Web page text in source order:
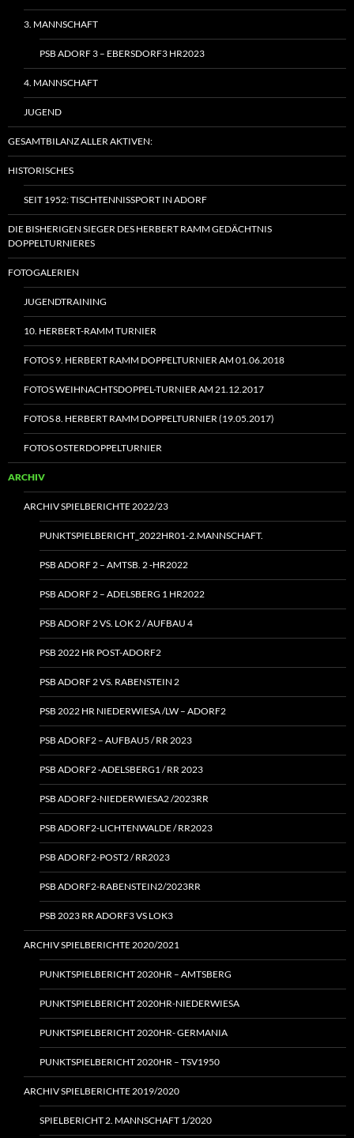
3. MANNSCHAFT
PSB ADORF 3 – EBERSDORF3 HR2023
4. MANNSCHAFT
JUGEND
GESAMTBILANZ ALLER AKTIVEN:
HISTORISCHES
SEIT 1952: TISCHTENNISSPORT IN ADORF
DIE BISHERIGEN SIEGER DES HERBERT RAMM GEDÄCHTNIS
DOPPELTURNIERES
FOTOGALERIEN
JUGENDTRAINING
10. HERBERT-RAMM TURNIER
FOTOS 9. HERBERT RAMM DOPPELTURNIER AM 01.06.2018
FOTOS WEIHNACHTSDOPPEL-TURNIER AM 21.12.2017
FOTOS 8. HERBERT RAMM DOPPELTURNIER (19.05.2017)
FOTOS OSTERDOPPELTURNIER
ARCHIV
ARCHIV SPIELBERICHTE 2022/23
PUNKTSPIELBERICHT_2022HR01‑2.MANNSCHAFT.
PSB ADORF 2 – AMTSB. 2 ‑HR2022
PSB ADORF 2 – ADELSBERG 1 HR2022
PSB ADORF 2 VS. LOK 2 / AUFBAU 4
PSB 2022 HR POST-ADORF2
PSB ADORF 2 VS. RABENSTEIN 2
PSB 2022 HR NIEDERWIESA /LW – ADORF2
PSB ADORF2 – AUFBAU5 / RR 2023
PSB ADORF2 ‑ADELSBERG1 / RR 2023
PSB ADORF2-NIEDERWIESA2 /2023RR
PSB ADORF2-LICHTENWALDE / RR2023
PSB ADORF2-POST2 / RR2023
PSB ADORF2-RABENSTEIN2/2023RR
PSB 2023 RR ADORF3 VS LOK3
ARCHIV SPIELBERICHTE 2020/2021
PUNKTSPIELBERICHT 2020HR – AMTSBERG
PUNKTSPIELBERICHT 2020HR-NIEDERWIESA
PUNKTSPIELBERICHT 2020HR- GERMANIA
PUNKTSPIELBERICHT 2020HR – TSV1950
ARCHIV SPIELBERICHTE 2019/2020
SPIELBERICHT 2. MANNSCHAFT 1/2020